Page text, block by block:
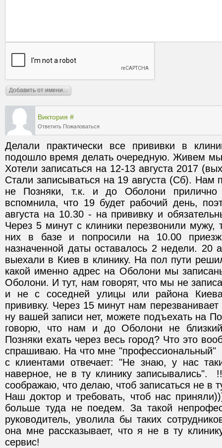
Виктория #
Ответить Пожаловаться
Делали практически все прививки в
подошло время делать очередную. Живем
Хотели записаться на 12-13 августа 2017
Стали записываться на 19 августа (Сб). Нам
не Позняки, т.к. и до Оболони
вспомнила, что 19 будет рабочий день,
августа на 10.30 - на прививку и
Через 5 минут с клиники перезвонили мужу,
них в базе и попросили на 10.00
назначенной даты оставалось 2 недели. 20
выехали в Киев в клинику. На пол пути
какой именно адрес на Оболони мы
Оболони. И тут, нам говорят, что мы не
и не с соседней улицы или района
прививку. Через 15 минут нам перезванивает
ну вашей записи нет, можете подъехать на
говорю, что нам и до Оболони не
Позняки ехать через весь город? Что это
спрашиваю. На что мне "профессиональный"
с клиентами отвечает: "Не знаю, у нас
наверное, не в ту клинику записывались".
соображаю, что делаю, чтоб записаться не в
Наш доктор и требовать, чтоб нас
больше туда не поедем. За такой
руководитель, уволила бы таких
она мне рассказывает, что я не в ту
сервис!